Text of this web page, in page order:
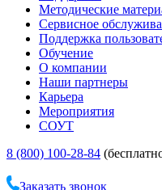
Методические
Сервисное
Поддержка
Обучение
О компании
Наши партнеры
Карьера
Мероприятия
СОУТ
8 (800) 100-28-84
Заказать звонок